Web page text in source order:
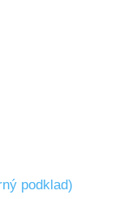
podklad)